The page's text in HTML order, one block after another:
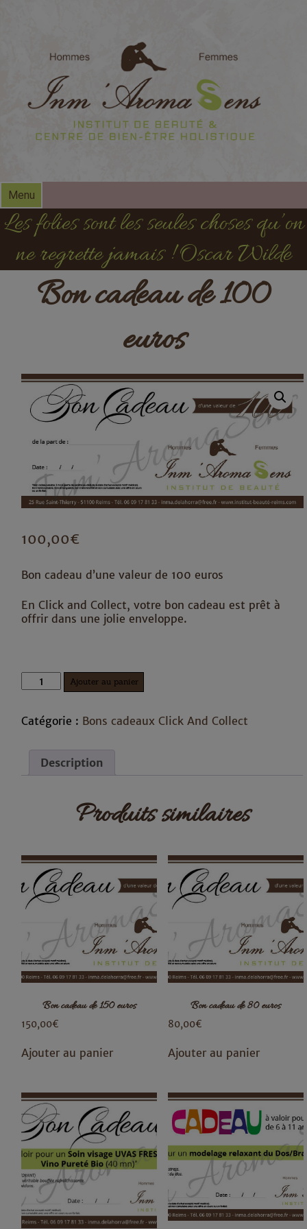
Menu
Les folies sont les seules choses qu’on
ne regrette jamais ! Oscar Wilde
Bon cadeau de 100
euros
100,00€
Bon cadeau d’une valeur de 100 euros
En Click and Collect, votre bon cadeau est prêt à
offrir dans une jolie enveloppe.
quantité
de
cadeau
100
euros
Ajouter au panier
Catégorie : Bons cadeaux Click And Collect
Description
Produits similaires
Bon cadeau de 150 euros
150,00€
Ajouter au panier
Bon cadeau de 80 euros
80,00€
Ajouter au panier